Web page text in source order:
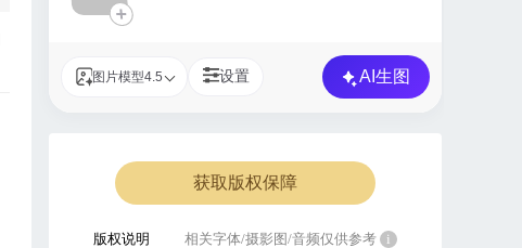
+
图片模型4.5 设置 AI生图
获取版权保障
版权说明 相关字体/摄影图/音频仅供参考 i